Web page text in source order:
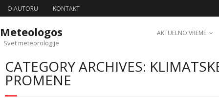
O AUTORU KONTAKT
Meteologos
Svet meteorologije
AKTUELNO VREME
CATEGORY ARCHIVES:
PROMENE